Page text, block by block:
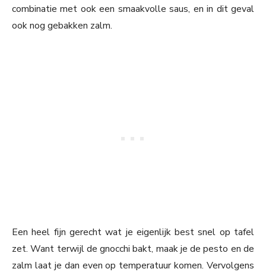
combinatie met ook een smaakvolle saus, en in dit geval
ook nog gebakken zalm.
Een heel fijn gerecht wat je eigenlijk best snel op tafel
zet. Want terwijl de gnocchi bakt, maak je de pesto en de
zalm laat je dan even op temperatuur komen. Vervolgens